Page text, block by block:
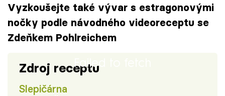
Vyzkoušejte také vývar s estragonovými
nočky podle návodného videoreceptu se
Zdeňkem Pohlreichem
Failed to fetch
Zdroj receptu
Slepičárna